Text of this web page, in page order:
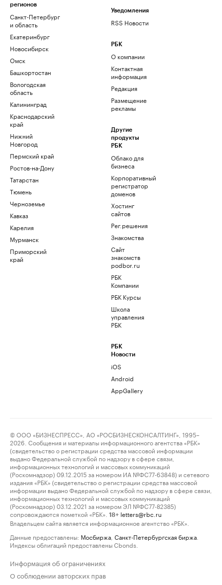
регионов
Санкт-Петербург
и область
Екатеринбург
Новосибирск
Омск
Башкортостан
Вологодская
область
Калининград
Краснодарский
край
Нижний
Новгород
Пермский край
Ростов-на-Дону
Татарстан
Тюмень
Черноземье
Кавказ
Карелия
Мурманск
Приморский
край
Уведомления
RSS Новости
РБК
О компании
Контактная
информация
Редакция
Размещение
рекламы
Другие
продукты
РБК
Облако для
бизнеса
Корпоративный
регистратор
доменов
Хостинг
сайтов
Рег.решения
Знакомства
Сайт
знакомств
podbor.ru
РБК
Компании
РБК Курсы
Школа
управления
РБК
РБК
Новости
iOS
Android
AppGallery
© ООО «БИЗНЕСПРЕСС», АО «РОСБИЗНЕСКОНСАЛТИНГ», 1995–
2026. Сообщения и материалы информационного агентства «РБК»
(свидетельство о регистрации средства массовой информации
выдано Федеральной службой по надзору в сфере связи,
информационных технологий и массовых коммуникаций
(Роскомнадзор) 09.12.2015 за номером ИА №ФС77-63848) и сетевого
издания «РБК» (свидетельство о регистрации средства массовой
информации выдано Федеральной службой по надзору в сфере связи,
информационных технологий и массовых коммуникаций
(Роскомнадзор) 03.12.2021 за номером ЭЛ №ФС77-82385)
сопровождаются пометкой «РБК».
18+ letters@rbc.ru
Владельцем сайта является информационное агентство «РБК».
Данные предоставлены: Мосбиржа Санкт-Петербургская биржа
Индексы облигаций предоставлены Cbonds.
Информация об ограничениях
О соблюдении авторских прав